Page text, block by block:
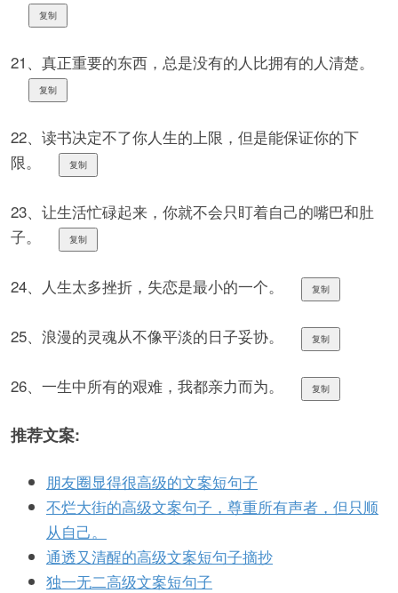
复制
21、真正重要的东西，总是没有的人比拥有的人清楚。
复制
22、读书决定不了你人生的上限，但是能保证你的下
限。
复制
23、让生活忙碌起来，你就不会只盯着自己的嘴巴和肚
子。
复制
24、人生太多挫折，失恋是最小的一个。 复制
25、浪漫的灵魂从不像平淡的日子妥协。 复制
26、一生中所有的艰难，我都亲力而为。 复制
推荐文案:
朋友圈显得很高级的文案短句子
不烂大街的高级文案句子，尊重所有声者，但只顺
从自己。
通透又清醒的高级文案短句子摘抄
独一无二高级文案短句子